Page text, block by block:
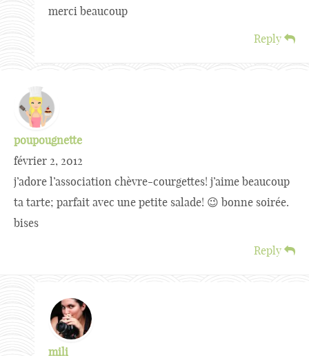
merci beaucoup
Reply
poupougnette
février 2, 2012
j’adore l’association chèvre-courgettes! j’aime beaucoup
ta tarte; parfait avec une petite salade! 😉 bonne soirée.
bises
Reply
mili